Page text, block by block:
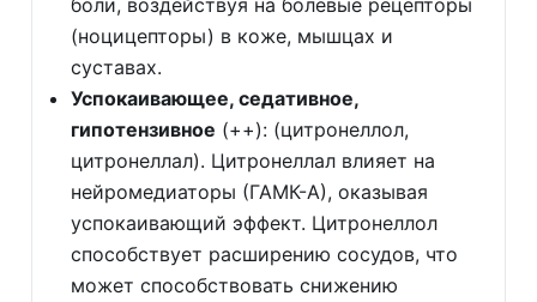
(ноцицепторы) в коже, мышцах и
суставах.
Успокаивающее, седативное,
гипотензивное (++): (цитронеллол,
цитронеллал). Цитронеллал влияет на
нейромедиаторы (ГАМК-А), оказывая
успокаивающий эффект. Цитронеллол
способствует расширению сосудов, что
может способствовать снижению